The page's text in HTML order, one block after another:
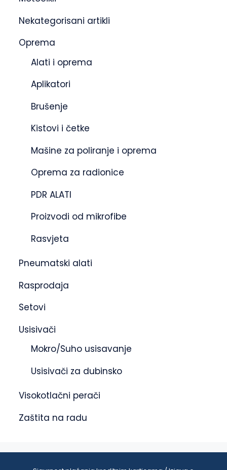
Nekategorisani artikli
Oprema
Alati i oprema
Aplikatori
Brušenje
Kistovi i četke
Mašine za poliranje i oprema
Oprema za radionice
PDR ALATI
Proizvodi od mikrofibe
Rasvjeta
Pneumatski alati
Rasprodaja
Setovi
Usisivači
Mokro/Suho usisavanje
Usisivači za dubinsko
Visokotlačni perači
Zaštita na radu